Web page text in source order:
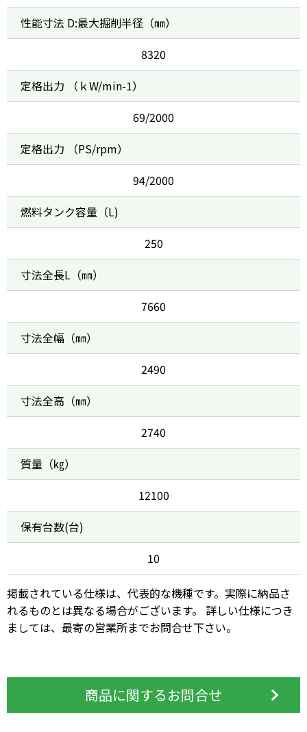
性能寸法 D:最大掘削半径（㎜）
8320
定格出力 （ｋW/min-1）
69/2000
定格出力 （PS/rpm）
94/2000
燃料タンク容量（L)
250
寸法全長L（㎜）
7660
寸法全幅（㎜）
2490
寸法全高（㎜）
2740
質量（㎏）
12100
保有台数(台)
10
掲載されている仕様は、代表的な機種です。実際に納品さ
れるものとは異なる場合がございます。 詳しい仕様につき
ましては、最寄の営業所までお問合せ下さい。
商品に関するお問合せ